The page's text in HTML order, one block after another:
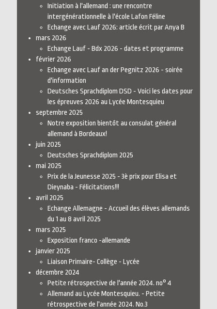
Initiation à l'allemand : une rencontre
intergénérationnelle à l'école Lafon Féline
Echange avec Lauf 2026: article écrit par Anya B
mars 2026
Echange Lauf - Bdx 2026 - dates et programme
février 2026
Echange avec Lauf an der Pegnitz 2026 - soirée
d'information
Deutsches Sprachdiplom DSD - Voici les dates pour
les épreuves 2026 au Lycée Montesquieu
septembre 2025
Notre exposition bientôt au consulat général
allemand à Bordeaux!
juin 2025
Deutsches Sprachdiplom 2025
mai 2025
Prix de la Jeunesse 2025 - 3è prix pour Elisa et
Dieynaba - Félicitations!!!
avril 2025
Echange Allemagne - Accueil des élèves allemands
du 1 au 8 avril 2025
mars 2025
Exposition franco -allemande
janvier 2025
Liaison Primaire- Collège - Lycée
décembre 2024
Petite rétrospective de l'année 2024. no° 4
Allemand au Lycée Montesquieu. - Petite
rétrospective de l'année 2024. No.3